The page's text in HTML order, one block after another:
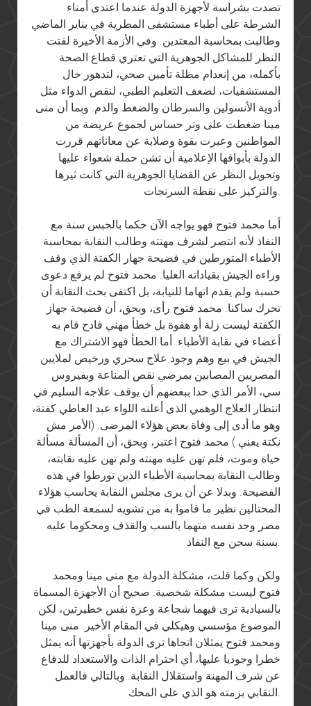
تصدت بشراسة لأجهزة الدولة عندما اعتدى أمناء
الشرطة على أطباء مستشفى المطرية في يناير الماضي
وطالبت بمحاسبة المعتدين. وفي الأزمة الأخيرة لفتت
النظر للمشاكل الجوهرية التي تعتري قطاع الصحة
بأكمله، من إنعدام مظلة تأمين صحي، لتدهور حال
المستشفيات، لضعف التعليم الطبي، لنقص الدواء مثل
أدوية الأنسولين والسرطان والضغط والدم. وبما أن منى
مينا ضغطت على وتر حساس لجموع عريضة من
المواطنين وعبرت بقوة وصلابة عن معاناتهم قررت
الدولة بأبواقها الإعلامية أن تشن حملة شعواء عليها
وتحويل النظر عن القضايا الجوهرية التي كانت ثيرها
والتركيز على نقطة السرنجات.
أما محمد فتوح فهو يواجه الآن حكما بالحبس سنة مع
النفاذ لأنه انتصر لشرف مهنته وطالب النقابة بمحاسبة
الأطباء المتورطين في فضيحة جهار الكفتة الذي وقف
وراءه الجيش بقياداته العليا. محمد فتوح لم يرفع دعوى
حسبة ولم يقدم اتهاما للنيابة، بل اكتفى بحث النقابة أن
تحرك ساكنا. محمد فتوح رأى، وبحق، أن فضيحة جهاز
الكفتة ليست زلة أو هفوة بل خطأ مهني فادح قام به
أعضاء في نقابة الأطباء. أما الخطأ فهو الاشتراك مع
الجيش في بيع وهم وجود علاج سحري ورخيص لملايين
المصريين المصابين بمرضي نقص المناعة وبفيروس
سي، الأمر الذي حدا ببعضهم أن يوقف علاجه السليم في
انتظار العلاج الوهمي الذى أعلنه اللواء عبد العاطي كفتة،
وهو ما أدى إلى وفاة بعض هؤلاء المرضى. (الأمر مش
نكتة يعني.) محمد فتوح اعتبر، وبحق، أن المسألة مسألة
حياة وموت، فلم تهن عليه مهنته ولم تهن عليه نقابته،
وطالب النقابة بمحاسبة الأطباء الذين تورطوا في هذه
الفضيحة. وبدلا عن أن يرى مجلس النقابة يحاسب هؤلاء
المحتالين نظير ما قاموا به من تشويه لسمعة الطب في
مصر وجد نفسه متهما بالسب والقذف ومحكوما عليه
بسنة سجن مع النفاذ.
ولكن وكما قلت، مشكلة الدولة مع منى مينا ومحمد
فتوح ليست مشكلة شخصية. صحيح أن الأجهزة المسماة
بالسيادية ترى فيهما شجاعة وعزة نفس خطيرتين، لكن
الموضوع مؤسسي وهيكلي في المقام الأخير. منى مينا
ومحمد فتوح يمثلان اتجاها ترى الدولة بأجهزتها أنه يمثل
خطرا وجوديا عليها، أي احترام الذات والاستعداد للدفاع
عن شرف المهنة واستقلال النقابة. وبالتالي فالعمل
النقابي برمته هو الذي على المحك.